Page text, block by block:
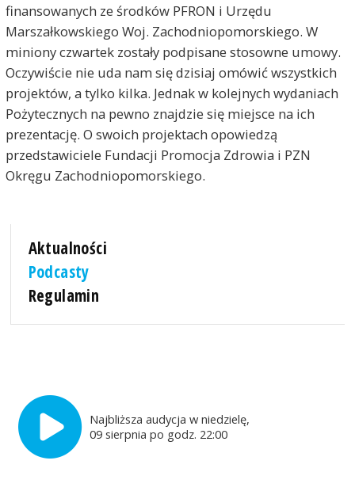
finansowanych ze środków PFRON i Urzędu
Marszałkowskiego Woj. Zachodniopomorskiego. W
miniony czwartek zostały podpisane stosowne umowy.
Oczywiście nie uda nam się dzisiaj omówić wszystkich
projektów, a tylko kilka. Jednak w kolejnych wydaniach
Pożytecznych na pewno znajdzie się miejsce na ich
prezentację. O swoich projektach opowiedzą
przedstawiciele Fundacji Promocja Zdrowia i PZN
Okręgu Zachodniopomorskiego.
Aktualności
Podcasty
Regulamin
Najbliższa audycja w niedzielę,
09 sierpnia po godz. 22:00